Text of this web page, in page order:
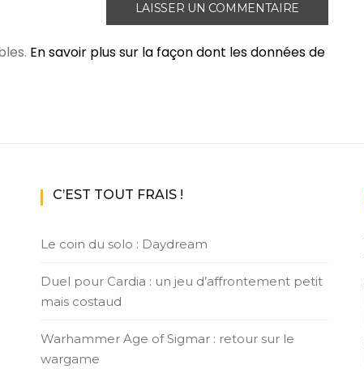
En savoir plus sur la façon dont les données de
C’EST TOUT FRAIS !
Le coin du solo : Daydream
Duel pour Cardia : un jeu d’affrontement petit
mais costaud
Warhammer Age of Sigmar : retour sur le
wargame